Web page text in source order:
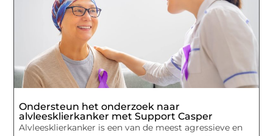
Ondersteun het onderzoek naar
alvleesklierkanker met Support Casper
Alvleesklierkanker is een van de meest agressieve en